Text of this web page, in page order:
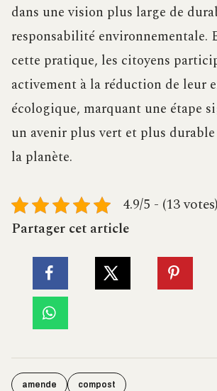
dans une vision plus large de
responsabilité environnementale.
cette pratique, les citoyens
activement à la réduction de leur
écologique, marquant une étape
un avenir plus vert et plus
la planète.
4.9/5 - (13 votes)
Partager cet article
amende compost